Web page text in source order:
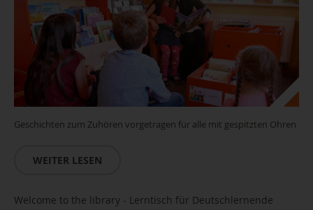
Geschichten zum Zuhören vorgetragen für alle mit gespitzten Ohren
WEITER LESEN
Welcome to the library - Lerntisch für Deutschlernende